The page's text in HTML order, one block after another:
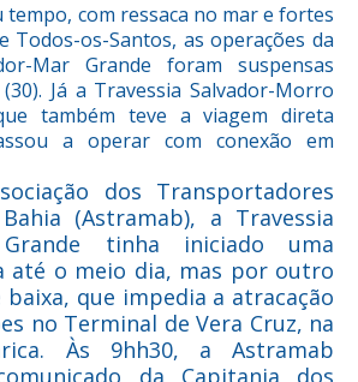
tempo, com ressaca no mar e fortes
Todos-os-Santos, as operações da
Mar Grande foram suspensas
Já a Travessia Salvador-Morro
também teve a viagem direta
a operar com conexão em
dos Transportadores
(Astramab), a Travessia
Grande tinha iniciado uma
até o meio dia, mas por outro
que impedia a atracação
no Terminal de Vera Cruz, na
Às 9hh30, a Astramab
da Capitania dos